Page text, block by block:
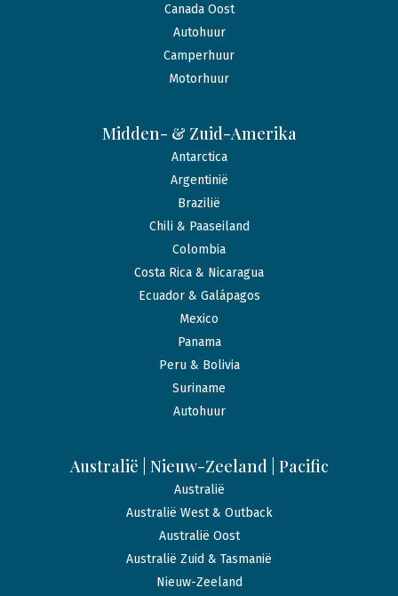
Canada Oost
Autohuur
Camperhuur
Motorhuur
Midden- & Zuid-Amerika
Antarctica
Argentinië
Brazilië
Chili & Paaseiland
Colombia
Costa Rica & Nicaragua
Ecuador & Galápagos
Mexico
Panama
Peru & Bolivia
Suriname
Autohuur
Australië | Nieuw-Zeeland | Pacific
Australië
Australië West & Outback
Australië Oost
Australië Zuid & Tasmanië
Nieuw-Zeeland